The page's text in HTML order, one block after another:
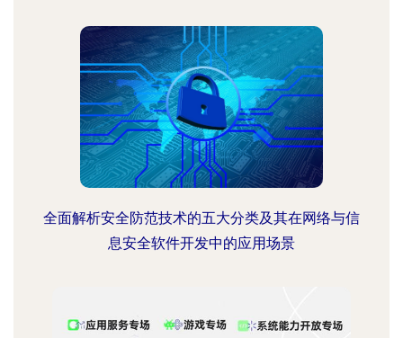
全面解析安全防范技术的五大分类及其在网络与信
息安全软件开发中的应用场景